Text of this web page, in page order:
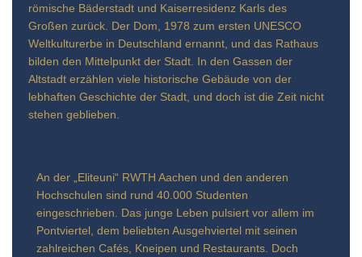
römische Bäderstadt und Kaiserresidenz Karls des
Großen zurück. Der Dom, 1978 zum ersten UNESCO
Weltkulturerbe in Deutschland ernannt, und das Rathaus
bilden den Mittelpunkt der Stadt. In den Gassen der
Altstadt erzählen viele historische Gebäude von der
lebhaften Geschichte der Stadt, und doch ist die Zeit nicht
stehen geblieben.
An der „Eliteuni“ RWTH Aachen und den anderen
Hochschulen sind rund 40.000 Studenten
eingeschrieben. Das junge Leben pulsiert vor allem im
Pontviertel, dem beliebten Ausgehviertel mit seinen
zahlreichen Cafés, Kneipen und Restaurants. Doch